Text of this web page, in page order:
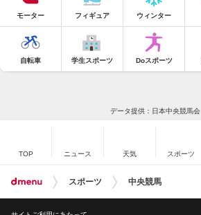
モーター フィギュア ウィンター
自転車 学生スポーツ Doスポーツ
データ提供：日本中央競馬会
TOP ニュース 天気 スポーツ
スポーツ 中央競馬